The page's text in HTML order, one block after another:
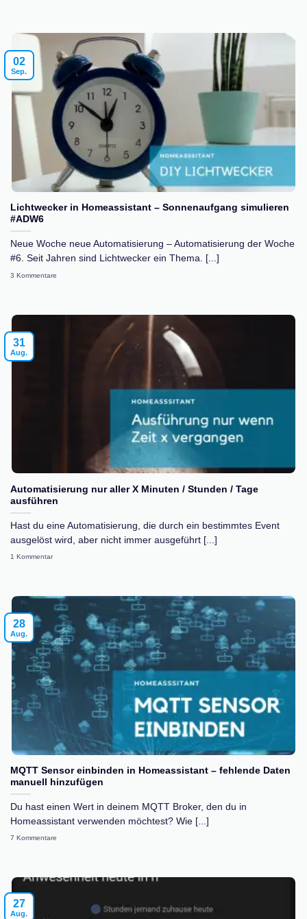
Lichtwecker in Homeassistant – Sonnenaufgang simulieren
#ADW6
Neue Woche neue Automatisierung – Automatisierung der Woche
#6. Seit Jahren sind Lichtwecker ein Thema. [...]
3 Kommentare
02
Sep.
Automatisierung nur aller X Minuten / Stunden / Tage
ausführen
Hast du eine Automatisierung, die durch ein bestimmtes Event
ausgelöst wird, aber nicht immer ausgeführt [...]
1 Kommentar
31
Aug.
MQTT Sensor einbinden in Homeassistant – fehlende Daten
manuell hinzufügen
Du hast einen Wert in deinem MQTT Broker, den du in
Homeassistant verwenden möchtest? Wie [...]
7 Kommentare
28
Aug.
27
Aug.